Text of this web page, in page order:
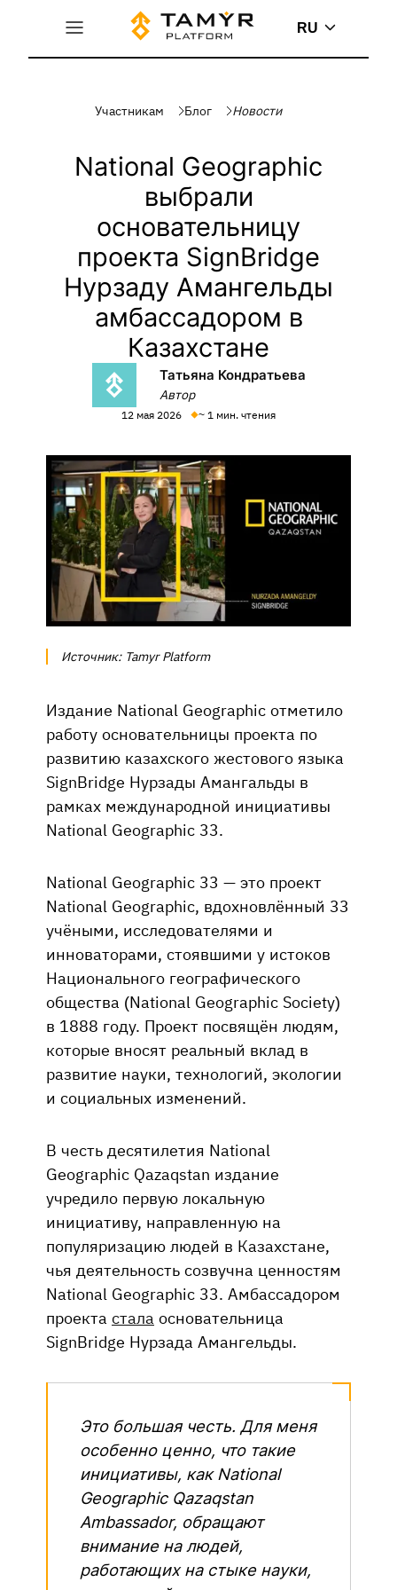
RU
Участникам Блог Новости
National Geographic
выбрали
основательницу
проекта SignBridge
Нурзаду Амангельды
амбассадором в
Казахстане
Татьяна Кондратьева
Автор
12 мая 2026 ~ 1 мин. чтения
Источник: Tamyr Platform
Издание National Geographic отметило
работу основательницы проекта по
развитию казахского жестового языка
SignBridge Нурзады Амангальды в
рамках международной инициативы
National Geographic 33.
National Geographic 33 — это проект
National Geographic, вдохновлённый 33
учёными, исследователями и
инноваторами, стоявшими у истоков
Национального географического
общества (National Geographic Society)
в 1888 году. Проект посвящён людям,
которые вносят реальный вклад в
развитие науки, технологий, экологии
и социальных изменений.
В честь десятилетия National
Geographic Qazaqstan издание
учредило первую локальную
инициативу, направленную на
популяризацию людей в Казахстане,
чья деятельность созвучна ценностям
National Geographic 33. Амбассадором
проекта стала основательница
SignBridge Нурзада Амангельды.
Это большая честь. Для меня
особенно ценно, что такие
инициативы, как National
Geographic Qazaqstan
Ambassador, обращают
внимание на людей,
работающих на стыке науки,